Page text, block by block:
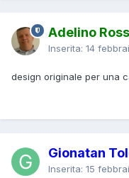
Adelino
Inserita: 14
design originale per una
Gionatan
Inserita: 15